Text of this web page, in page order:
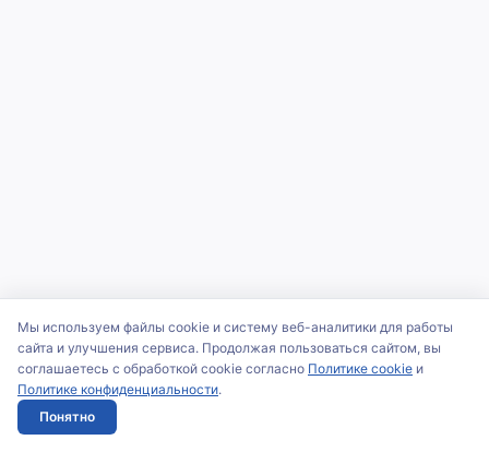
Мы используем файлы cookie и систему веб-аналитики для работы
сайта и улучшения сервиса. Продолжая пользоваться сайтом, вы
соглашаетесь с обработкой cookie согласно Политике cookie и
Политике конфиденциальности.
Понятно